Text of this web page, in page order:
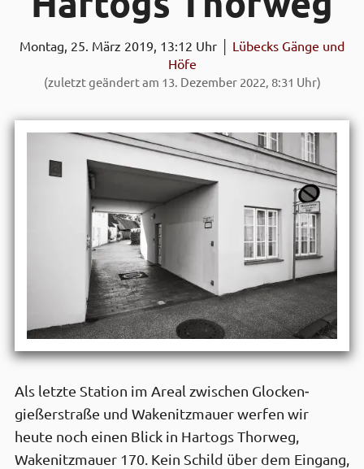
Montag, 25. März 2019, 13:12 Uhr │ Lübecks Gänge und
Höfe
(zuletzt geändert am 13. Dezember 2022, 8:31 Uhr)
Als letzte Station im Areal zwischen Glocken­
gießer­straße und Wakenitz­mauer werfen wir
heute noch einen Blick in Hartogs Thorweg,
Wakenitz­mauer 170. Kein Schild über dem Eingang,